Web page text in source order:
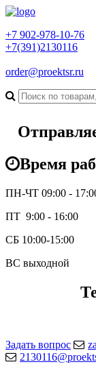
+7 902-978-10-76
+7(391)2130116
order@proektsr.ru
Время
ПН-ЧТ 09:00 -
ПТ 9:00 - 16:00
СБ 10:00-15:00
ВС выходной
Задать вопрос